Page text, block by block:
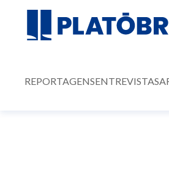
REPORTAGENSENTREVISTAS